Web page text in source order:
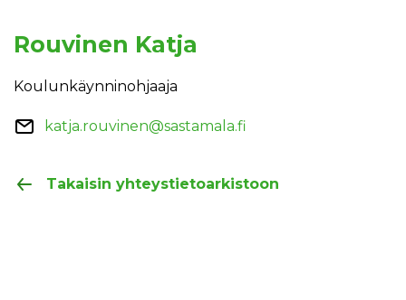
Rouvinen Katja
Koulunkäynninohjaaja
katja.rouvinen@sastamala.fi
Takaisin yhteystietoarkistoon